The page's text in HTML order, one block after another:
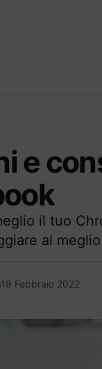
e
il tuo
al
19 Febbraio 2022